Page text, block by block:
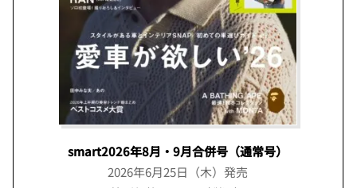
smart2026年8月・9月合併号（通常号）
2026年6月25日（木）発売